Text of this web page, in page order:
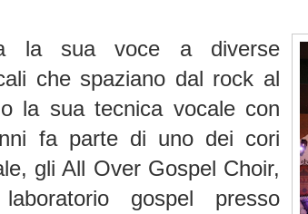
la sua voce a diverse
che spaziano dal rock al
la sua tecnica vocale con
fa parte di uno dei cori
gli All Over Gospel Choir,
gospel presso